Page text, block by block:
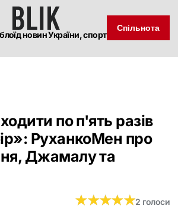
новин України, спорт
Спільнота
по п'ять разів
РуханкоМен про
Джамалу та
★★★★★
★★★★★2 голоси